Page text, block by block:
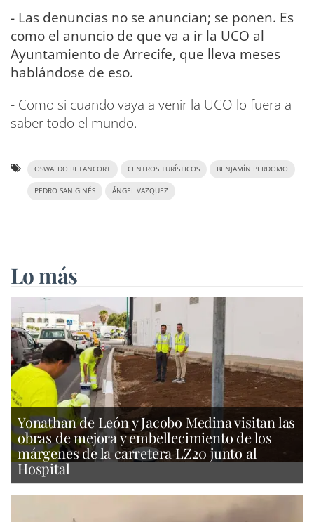
- Las denuncias no se anuncian; se ponen. Es
como el anuncio de que va a ir la UCO al
Ayuntamiento de Arrecife, que lleva meses
hablándose de eso.
- Como si cuando vaya a venir la UCO lo fuera a
saber todo el mundo.
OSWALDO BETANCORT CENTROS TURÍSTICOS BENJAMÍN PERDOMO
PEDRO SAN GINÉS ÁNGEL VAZQUEZ
Lo más
Yonathan de León y Jacobo Medina visitan las
obras de mejora y embellecimiento de los
márgenes de la carretera LZ20 junto al
Hospital